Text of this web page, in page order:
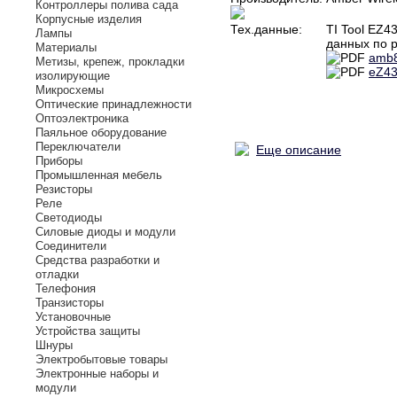
Контроллеры полива сада
Корпусные изделия
Лампы
Материалы
Метизы, крепеж, прокладки
изолирующие
Микросхемы
Оптические принадлежности
Оптоэлектроника
Паяльное оборудование
Переключатели
Приборы
Промышленная мебель
Резисторы
Реле
Светодиоды
Силовые диоды и модули
Соединители
Средства разработки и
отладки
Телефония
Транзисторы
Установочные
Устройства защиты
Шнуры
Электробытовые товары
Электронные наборы и
модули
Тех.данные:
TI Tool
данных по
Еще описание